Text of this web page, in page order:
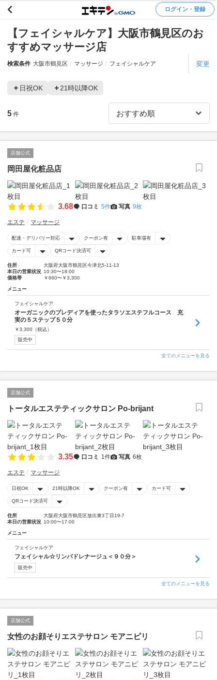
ログイン・登録
【フェイシャルケア】大阪市鶴見区のお
すすめマッサージ店
検索条件 大阪市鶴見区 マッサージ フェイシャルケア 変更
日祝OK 21時以降OK
5 件
店舗公式
岡田屋化粧品店
3.68 口コミ 5件 写真 9枚
エステ マッサージ
配達・デリバリー対応 クーポン有 駐車場有
カード可 QRコード決済可
住所
大阪府大阪市鶴見区今津北5-11-13
本日の営業状況 10:30〜18:00
価格帯
￥660〜￥3,300
メニュー
フェイシャルケア
オーガニックのプレディアを使ったタラソエステフルコース 充
実の５ステップ５０分
￥3,300 （税込）
販売中
全てのメニューを見る
店舗公式
トータルエステティックサロン Po-brijant
3.35 口コミ 1件 写真 6枚
エステ マッサージ
日祝OK 21時以降OK クーポン有 カード可
QRコード決済可
住所
大阪府大阪市鶴見区放出東3丁目19-7
本日の営業状況 10:00〜17:00
メニュー
フェイシャルケア
フェイシャル☆リンパドレナージュ＜９０分＞
販売中
全てのメニューを見る
店舗公式
女性のお顔そりエステサロン モアニピリ